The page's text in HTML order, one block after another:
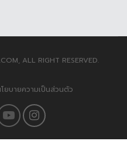
ALL RIGHT RESERVED.
ยบายความเป็นส่วนตัว